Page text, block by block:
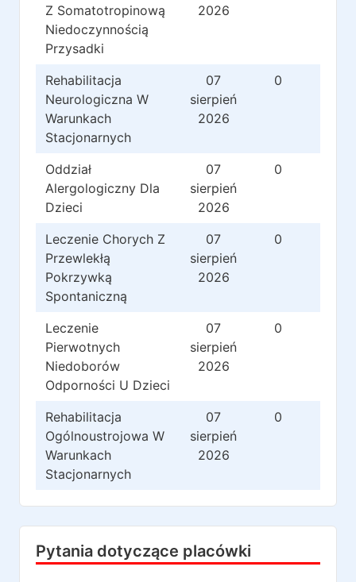
Z Somatotropinową
Niedoczynnością
Przysadki
2026
Rehabilitacja
Neurologiczna W
Warunkach
Stacjonarnych
07
sierpień
2026
0
Oddział
Alergologiczny Dla
Dzieci
07
sierpień
2026
0
Leczenie Chorych Z
Przewlekłą
Pokrzywką
Spontaniczną
07
sierpień
2026
0
Leczenie
Pierwotnych
Niedoborów
Odporności U Dzieci
07
sierpień
2026
0
Rehabilitacja
Ogólnoustrojowa W
Warunkach
Stacjonarnych
07
sierpień
2026
0
Pytania dotyczące placówki